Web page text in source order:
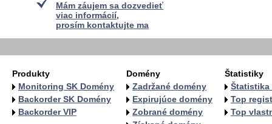
Mám záujem sa dozvedieť
viac informácií,
prosím kontaktujte ma
Produkty
Monitoring SK Domény
Backorder SK Domény
Backorder VIP
Domény
Zadržané domény
Expirujúce domény
Zobrané domény
Štatistiky
Štatistika
Top
Top